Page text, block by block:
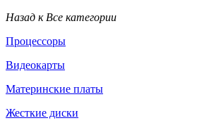
Назад к Все категории
Процессоры
Видеокарты
Материнские платы
Жесткие диски